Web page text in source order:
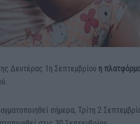
Δευτέρας 1η Σεπτεμβρίου η
σήμερα, Τρίτη 2